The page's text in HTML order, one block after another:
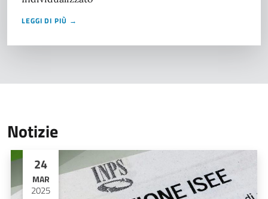
LEGGI DI PIÙ →
Notizie
24
MAR
2025